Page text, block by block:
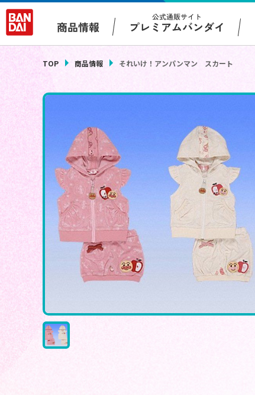
商品情報
公式通販サイト
プレミアムバンダイ
TOP 商品情報 それいけ！アンパンマン スカート